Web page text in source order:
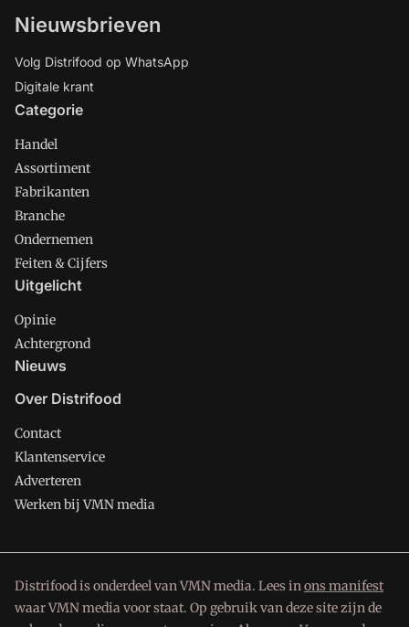
Nieuwsbrieven
Volg Distrifood op WhatsApp
Digitale krant
Categorie
Handel
Assortiment
Fabrikanten
Branche
Ondernemen
Feiten & Cijfers
Uitgelicht
Opinie
Achtergrond
Nieuws
Over Distrifood
Contact
Klantenservice
Adverteren
Werken bij VMN media
Distrifood is onderdeel van VMN media. Lees inons manifest
waar VMN media voor staat. Op gebruik van deze site zijn de